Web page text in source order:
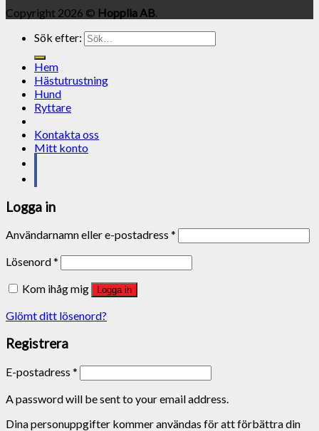
Copyright 2026 © Hopplia AB
Sök efter:
Hem
Hästutrustning
Hund
Ryttare
Kontakta oss
Mitt konto
Logga in
Användarnamn eller e-postadress *
Lösenord*
Kom ihåg mig
Logga in
Glömt ditt lösenord?
Registrera
E-postadress *
A password will be sent to your email address.
Dina personuppgifter kommer användas för att förbättra din